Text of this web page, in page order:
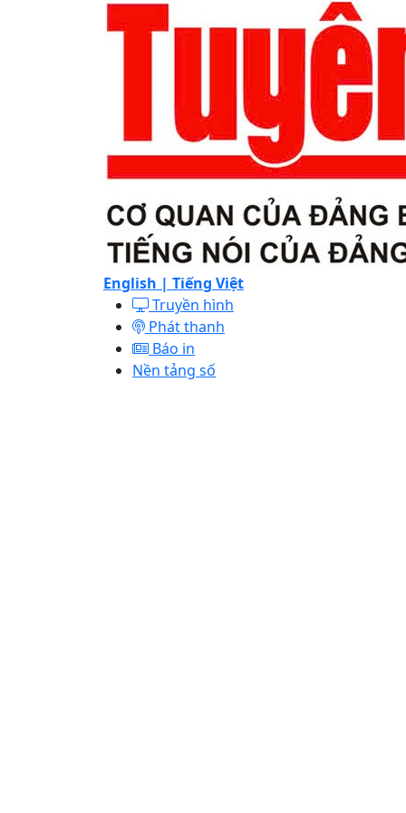
English | Tiếng Việt
Truyền hình
Phát thanh
Báo in
Nền tảng số